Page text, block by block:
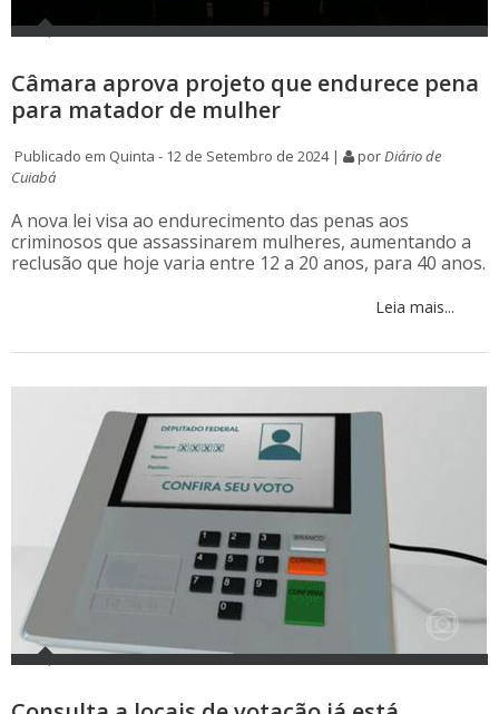
Câmara aprova projeto que endurece pena
para matador de mulher
Publicado em Quinta - 12 de Setembro de 2024 | porDiário de
Cuiabá
A nova lei visa ao endurecimento das penas aos
criminosos que assassinarem mulheres, aumentando a
reclusão que hoje varia entre 12 a 20 anos, para 40 anos.
Leia mais...